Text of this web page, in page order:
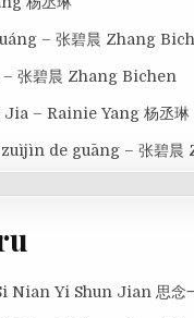
– 张碧晨 Zhang
张碧晨 Zhang Bichen
– Rainie Yang 杨丞琳
de guāng – 张碧晨
Nian Yi Shun Jian 思念